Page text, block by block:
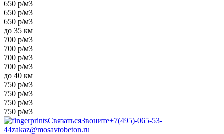
650 р/м3
650 р/м3
650 р/м3
до 35 км
700 р/м3
700 р/м3
700 р/м3
700 р/м3
до 40 км
750 р/м3
750 р/м3
750 р/м3
750 р/м3
СвязатьсяЗвоните+7(495)-065-53-
44zakaz@mosavtobeton.ru